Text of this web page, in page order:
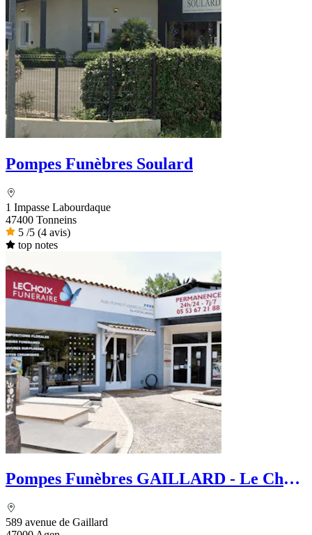
Pompes Funèbres Soulard
1 Impasse Labourdaque
47400 Tonneins
5 /5 (4 avis)
top notes
Pompes Funèbres GAILLARD - Le Choix
589 avenue de Gaillard